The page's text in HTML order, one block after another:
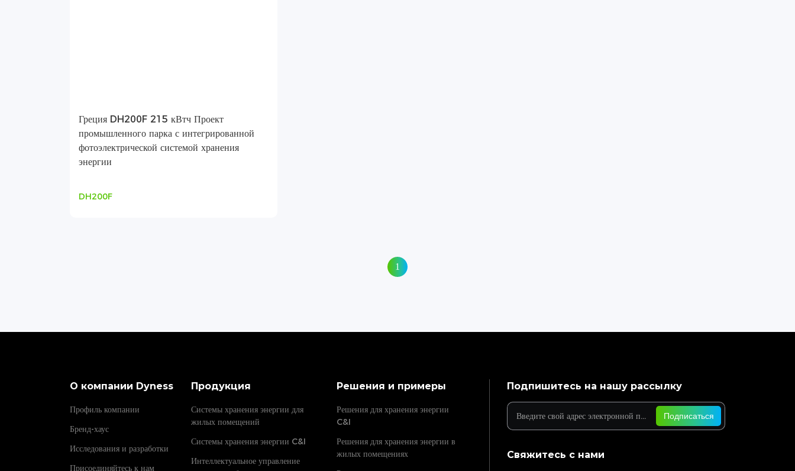
Греция DH200F 215 кВтч Проект
промышленного парка с интегрированной
фотоэлектрической системой хранения
энергии
DH200F
1
О компании Dyness
Профиль компании
Бренд-хаус
Исследования и разработки
Присоединяйтесь к нам
Продукция
Системы хранения энергии для
жилых помещений
Системы хранения энергии C&I
Интеллектуальное управление
Решения и примеры
Решения для хранения энергии
C&I
Решения для хранения энергии в
жилых помещениях
Подпишитесь на нашу рассылку
Подписаться
Свяжитесь с нами